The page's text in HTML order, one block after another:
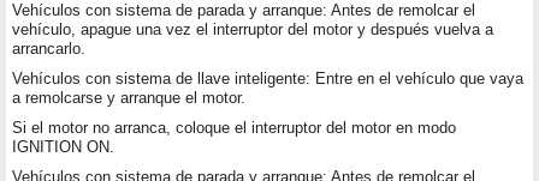
Vehículos con sistema de parada y arranque: Antes de remolcar el
vehículo, apague una vez el interruptor del motor y después vuelva a
arrancarlo.
Vehículos con sistema de llave inteligente: Entre en el vehículo que vaya
a remolcarse y arranque el motor.
Si el motor no arranca, coloque el interruptor del motor en modo
IGNITION ON.
Vehículos con sistema de parada y arranque: Antes de remolcar el